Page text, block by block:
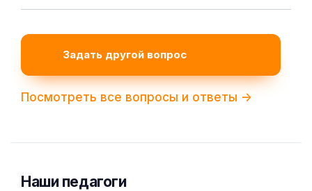
Задать другой вопрос
Посмотреть все вопросы и ответы ->
Наши педагоги